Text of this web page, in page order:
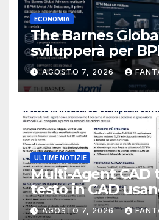
ECONOMIA
The Barnes
svilupperà per
database per la
metallica
navale
AGOSTO 7, 2026
ULTIME NOTIZIE
Multi-Agent CAD
testo in CAD
meno token
AGOSTO 7, 2026